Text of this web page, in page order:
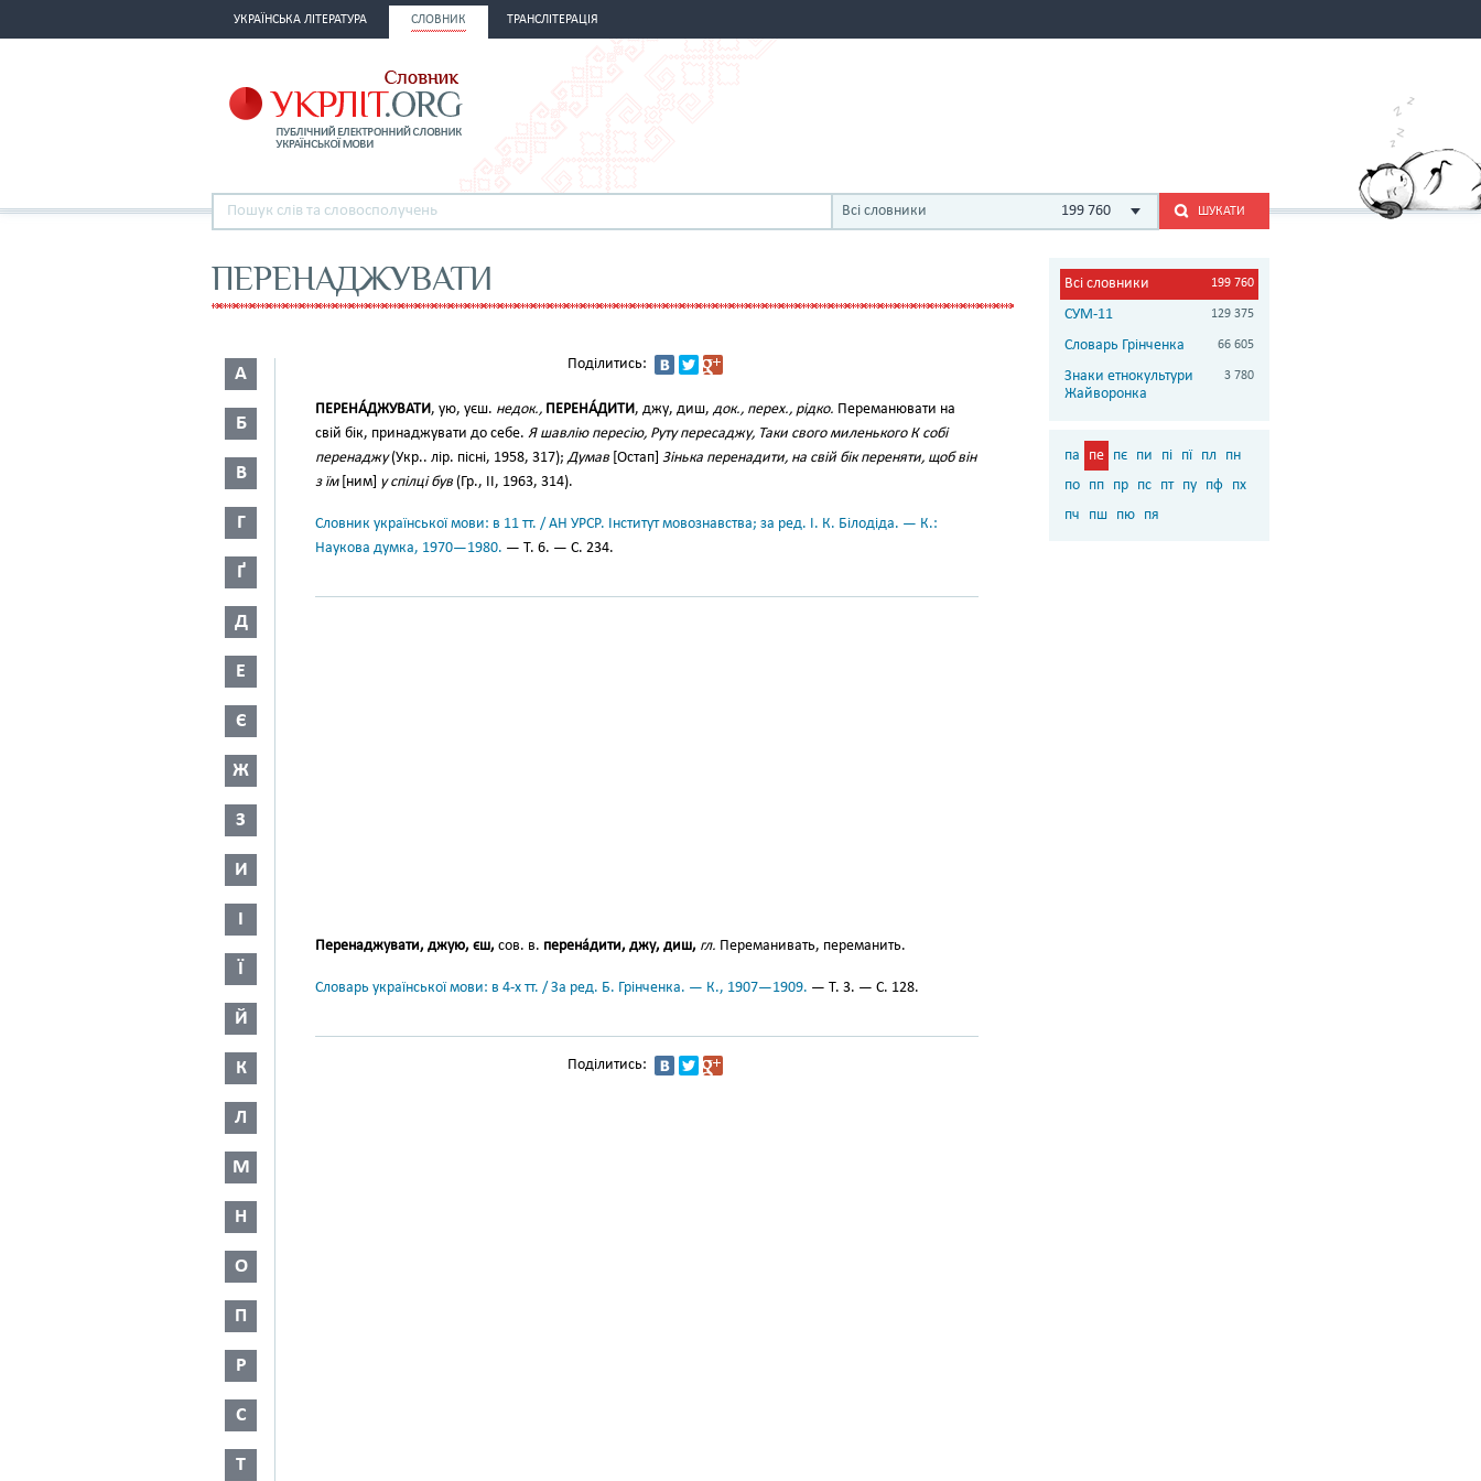
УКРАЇНСЬКА ЛІТЕРАТУРА СЛОВНИК ТРАНСЛІТЕРАЦІЯ
Всі словники 199 760 ШУКАТИ
ПЕРЕНАДЖУВАТИ
А
Б
В
Г
Ґ
Д
Е
Є
Ж
З
И
І
Ї
Й
К
Л
М
Н
О
П
Р
С
Т
Поділитись:
ПЕРЕНА́ДЖУВАТИ, ую, уєш. недок., ПЕРЕНА́ДИТИ, джу, диш, док., перех., рідко. Переманювати на
свій бік, принаджувати до себе. Я шавлію пересію, Руту пересаджу, Таки свого миленького К собі
перенаджу(Укр.. лір. пісні, 1958, 317);Думав [Остап] Зінька перенадити, на свій бік переняти, щоб він
з їм[ним] у спілці був (Гр., II, 1963, 314).
Словник української мови: в 11 тт. / АН УРСР. Інститут мовознавства; за ред. І. К. Білодіда. — К.:
Наукова думка, 1970—1980. — Т. 6. — С. 234.
Перенаджувати, джую, єш, сов. в. перена́дити, джу, диш, гл. Переманивать, переманить.
Словарь української мови: в 4-х тт. / За ред. Б. Грінченка. — К., 1907—1909. — Т. 3. — С. 128.
Поділитись:
Всі словники 199 760
СУМ-11 129 375
Словарь Грінченка 66 605
Знаки етнокультури
Жайворонка
3 780
па пе пє пи пі пї пл
пн
по пп пр пс пт пу пф пх
пч
пш пю пя